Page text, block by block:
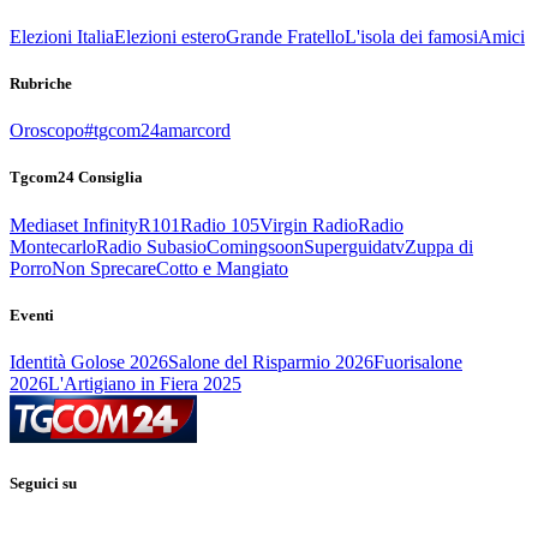
Elezioni ItaliaElezioni esteroGrande FratelloL'isola dei famosiAmici
Rubriche
Oroscopo#tgcom24amarcord
Tgcom24 Consiglia
Mediaset InfinityR101Radio 105Virgin RadioRadio
MontecarloRadio SubasioComingsoonSuperguidatvZuppa di
PorroNon SprecareCotto e Mangiato
Eventi
Identità Golose 2026Salone del Risparmio 2026Fuorisalone
2026L'Artigiano in Fiera 2025
Seguici su